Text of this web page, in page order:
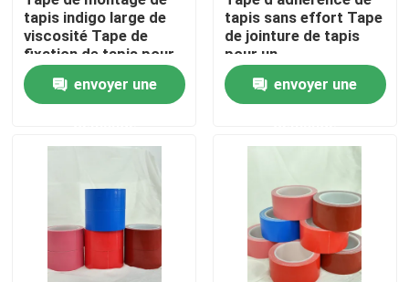
Contrôle de la qualité
Contact
ruban adhésif de fonte chaude
Ruban adhésif de tapis
tapis indigo large de
viscosité Tape de
fixation de tapis pour
des sols sans soudure
et sécurisésenvoyer une
tapis sans effort Tape
de jointure de tapis
pour un
repositionnement
facile envoyer une